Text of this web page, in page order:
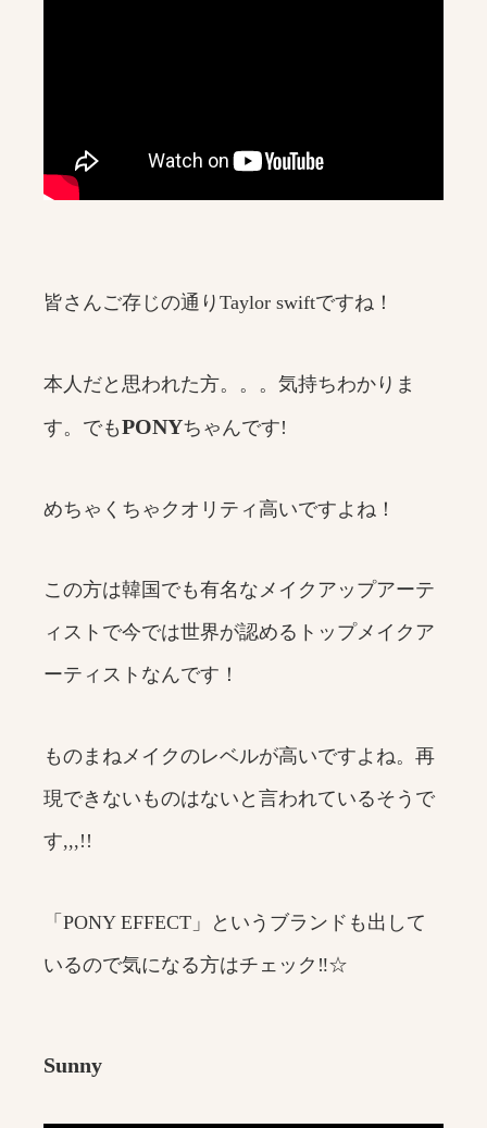
皆さんご存じの通りTaylor swiftですね！
本人だと思われた方。。。気持ちわかりま
す。でもPONYちゃんです!
めちゃくちゃクオリティ高いですよね！
この方は韓国でも有名なメイクアップアーテ
ィストで今では世界が認めるトップメイクア
ーティストなんです！
ものまねメイクのレベルが高いですよね。再
現できないものはないと言われているそうで
す,,,!!
「PONY EFFECT」というブランドも出して
いるので気になる方はチェック‼☆
Sunny